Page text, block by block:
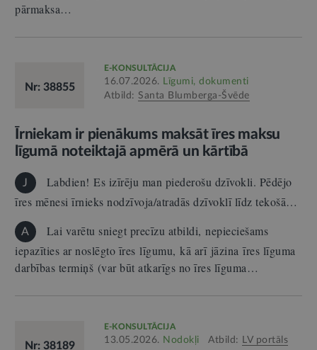
pārmaksa…
Nr: 38855
E-KONSULTĀCIJA
16.07.2026.
Līgumi, dokumenti
Atbild: Santa Blumberga-Švēde
Īrniekam ir pienākums maksāt īres maksu
līgumā noteiktajā apmērā un kārtībā
J
Labdien! Es izīrēju man piederošu dzīvokli. Pēdējo
īres mēnesi īrnieks nodzīvoja/atradās dzīvoklī līdz tekošā…
A
Lai varētu sniegt precīzu atbildi, nepieciešams
iepazīties ar noslēgto īres līgumu, kā arī jāzina īres līguma
darbības termiņš (var būt atkarīgs no īres līguma…
Nr: 38189
E-KONSULTĀCIJA
13.05.2026. Nodokļi Atbild: LV portāls